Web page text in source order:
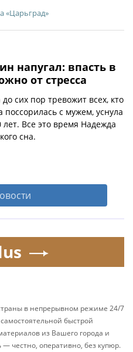
«Царьград»
напугал: впасть в
от стресса
сих пор тревожит всех, кто
с мужем, уснула
лет. Все это время Надежда
сна.
в непрерывном режиме 24/7
быстрой
из Вашего города и
— честно, оперативно, без купюр.